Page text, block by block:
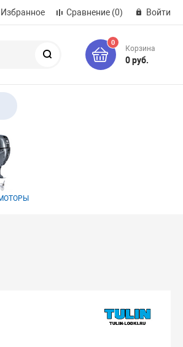
Избранное Сравнение (0) Войти
0
Корзина
0 руб.